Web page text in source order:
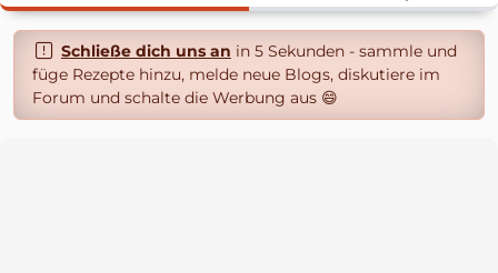
Schließe dich uns an in 5 Sekunden - sammle und
füge Rezepte hinzu, melde neue Blogs, diskutiere im
Forum und schalte die Werbung aus 😄